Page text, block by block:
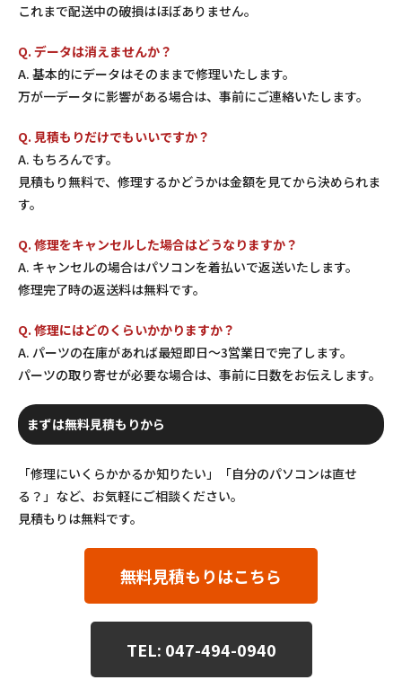
これまで配送中の破損はほぼありません。
Q. データは消えませんか？
A. 基本的にデータはそのままで修理いたします。
万が一データに影響がある場合は、事前にご連絡いたします。
Q. 見積もりだけでもいいですか？
A. もちろんです。
見積もり無料で、修理するかどうかは金額を見てから決められま
す。
Q. 修理をキャンセルした場合はどうなりますか？
A. キャンセルの場合はパソコンを着払いで返送いたします。
修理完了時の返送料は無料です。
Q. 修理にはどのくらいかかりますか？
A. パーツの在庫があれば最短即日〜3営業日で完了します。
パーツの取り寄せが必要な場合は、事前に日数をお伝えします。
まずは無料見積もりから
「修理にいくらかかるか知りたい」「自分のパソコンは直せ
る？」など、お気軽にご相談ください。
見積もりは無料です。
無料見積もりはこちら
TEL: 047-494-0940